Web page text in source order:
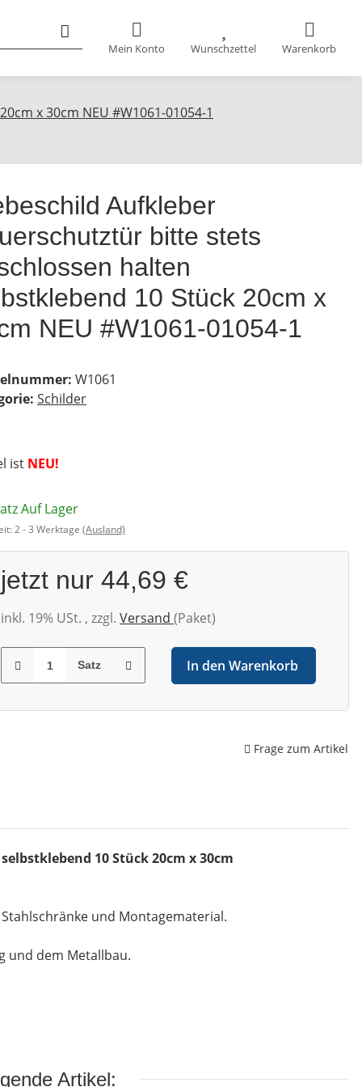
Mein Konto Wunschzettel Warenkorb
x 30cm NEU #W1061-01054-1
Aufkleber
bitte stets
halten
10 Stück 20cm x
NEU #W1061-01054-1
W1061
Schilder
ist NEU!
Auf Lager
2 - 3 Werktage (Ausland)
jetzt nur 44,69 €
inkl. 19% USt. , zzgl. Versand (Paket)
Satz In den Warenkorb
Frage zum Artikel
10 Stück 20cm x 30cm
und Montagematerial.
und dem Metallbau.
Artikel: